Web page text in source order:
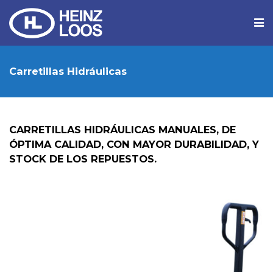
Carretillas Hidráulicas
CARRETILLAS HIDRÁULICAS MANUALES, DE
ÓPTIMA CALIDAD, CON MAYOR DURABILIDAD, Y
STOCK DE LOS REPUESTOS.